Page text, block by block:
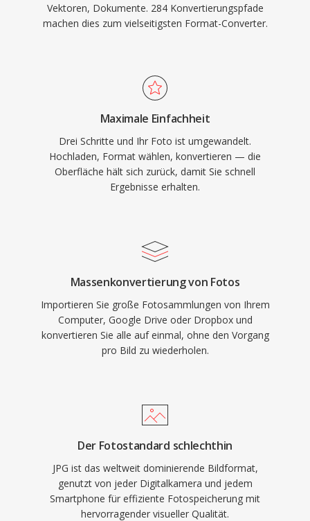
Vektoren, Dokumente. 284 Konvertierungspfade
machen dies zum vielseitigsten Format-Converter.
Maximale Einfachheit
Drei Schritte und Ihr Foto ist umgewandelt.
Hochladen, Format wählen, konvertieren — die
Oberfläche hält sich zurück, damit Sie schnell
Ergebnisse erhalten.
Massenkonvertierung von Fotos
Importieren Sie große Fotosammlungen von Ihrem
Computer, Google Drive oder Dropbox und
konvertieren Sie alle auf einmal, ohne den Vorgang
pro Bild zu wiederholen.
Der Fotostandard schlechthin
JPG ist das weltweit dominierende Bildformat,
genutzt von jeder Digitalkamera und jedem
Smartphone für effiziente Fotospeicherung mit
hervorragender visueller Qualität.